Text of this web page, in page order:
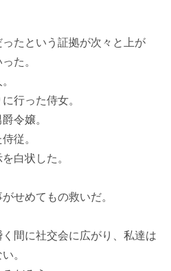
たという証拠が次々と上が
た。
行った侍女。
令嬢。
従。
白状した。
せめてもの救いだ。
間に社交会に広がり、私達は
。